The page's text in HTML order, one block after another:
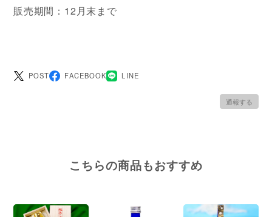
販売期間：12月末まで
POST FACEBOOK LINE
通報する
こちらの商品もおすすめ